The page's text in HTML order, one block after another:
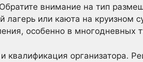
внимание на тип
лагерь или каюта на круизном
особенно в многодневных
квалификация организатора.